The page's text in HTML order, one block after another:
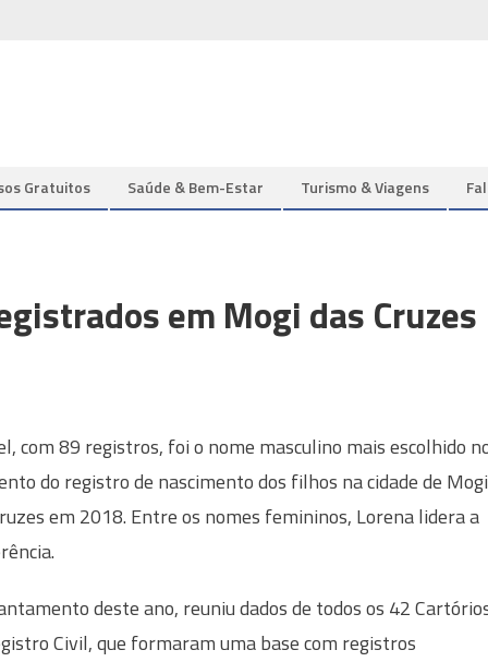
Gratuitos Saúde & Bem-Estar Turismo & Viagens
em Mogi das Cruzes
com 89 registros, foi o nome masculino mais escolhido
do registro de nascimento dos filhos na cidade de Mogi
em 2018. Entre os nomes femininos, Lorena lidera a
deste ano, reuniu dados de todos os 42
Civil, que formaram uma base com registros